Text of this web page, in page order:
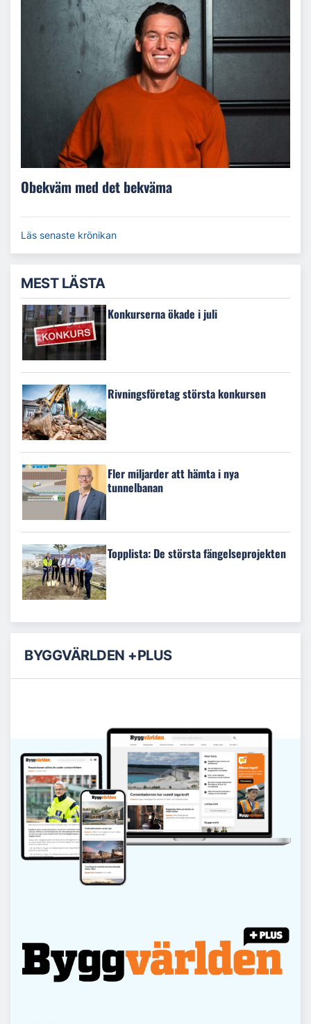
Obekväm med det bekväma
Läs senaste krönikan
MEST LÄSTA
Konkurserna ökade i juli
Rivningsföretag största konkursen
Fler miljarder att hämta i nya
tunnelbanan
Topplista: De största fängelseprojekten
BYGGVÄRLDEN +PLUS